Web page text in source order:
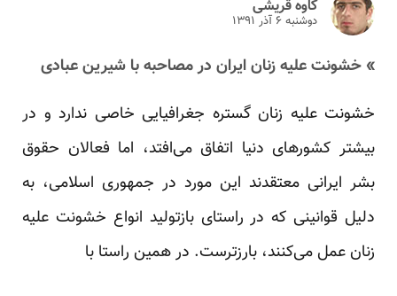
کاوه قریشی
دوشنبه ۶ آذر ۱۳۹۱
» خشونت علیه زنان ایران در مصاحبه با شیرین عبادی
خشونت علیه زنان گستره جغرافیایی خاصی ندارد و در
بیشتر کشورهای دنیا اتفاق می‌افتد، اما فعالان حقوق
بشر ایرانی معتقدند این مورد در جمهوری اسلامی، به
دلیل قوانینی که در راستای بازتولید انواع خشونت علیه
زنان عمل می‌کنند، بارزترست. در همین راستا با